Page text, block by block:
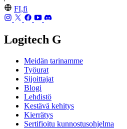
FI,fi
Logitech G
Meidän tarinamme
Työurat
Sijoittajat
Blogi
Lehdistö
Kestävä kehitys
Kierrätys
Sertifioitu kunnostusohjelma